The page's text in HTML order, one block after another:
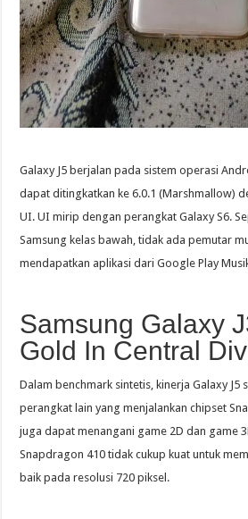
Galaxy J5 berjalan pada sistem operasi
dapat ditingkatkan ke 6.0.1 (Marshmallow)
UI. UI mirip dengan perangkat Galaxy S6.
Samsung kelas bawah, tidak ada pemutar
mendapatkan aplikasi dari Google Play
Samsung Galaxy
Gold In Central
Dalam benchmark sintetis, kinerja Galaxy J5
perangkat lain yang menjalankan chipset
juga dapat menangani game 2D dan game
Snapdragon 410 tidak cukup kuat untuk
baik pada resolusi 720 piksel.